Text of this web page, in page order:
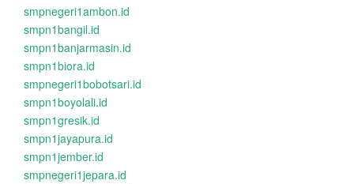
smpnegeri1ambon.id
smpn1bangil.id
smpn1banjarmasin.id
smpn1biora.id
smpnegeri1bobotsari.id
smpn1boyolali.id
smpn1gresik.id
smpn1jayapura.id
smpn1jember.id
smpnegeri1jepara.id